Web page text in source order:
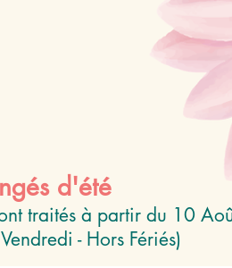
d'été
traités à partir du 10
- Hors Fériés)